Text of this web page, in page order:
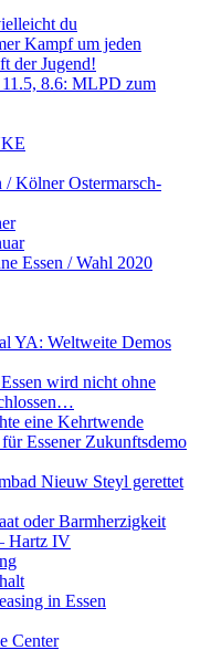
du
Kampf um jeden
der Jugend!
8.6: MLPD zum
Kölner Ostermarsch-
Essen / Wahl 2020
YA: Weltweite Demos
wird nicht ohne
eine Kehrtwende
Essener Zukunftsdemo
Nieuw Steyl gerettet
oder Barmherzigkeit
Hartz IV
in Essen
Center